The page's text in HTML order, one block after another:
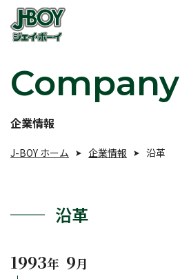
Company
企業情報
J-BOY ホーム 企業情報 沿革
沿革
1993年 9月